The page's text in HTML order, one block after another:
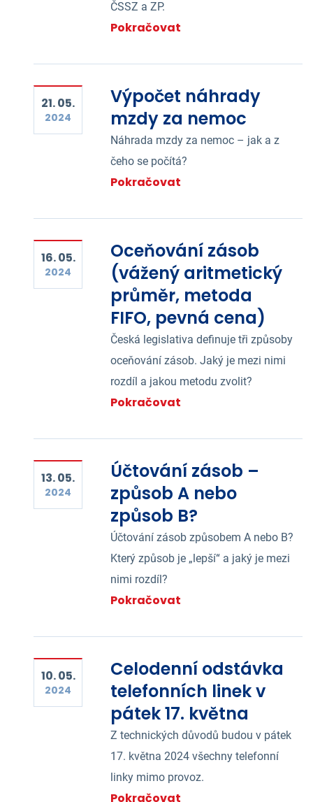
ČSSZ a ZP.
Pokračovat
21. 05.
2024
Výpočet náhrady
mzdy za nemoc
Náhrada mzdy za nemoc – jak a z
čeho se počítá?
Pokračovat
16. 05.
2024
Oceňování zásob
(vážený aritmetický
průměr, metoda
FIFO, pevná cena)
Česká legislativa definuje tři způsoby
oceňování zásob. Jaký je mezi nimi
rozdíl a jakou metodu zvolit?
Pokračovat
13. 05.
2024
Účtování zásob –
způsob A nebo
způsob B?
Účtování zásob způsobem A nebo B?
Který způsob je „lepší“ a jaký je mezi
nimi rozdíl?
Pokračovat
10. 05.
2024
Celodenní odstávka
telefonních linek v
pátek 17. května
Z technických důvodů budou v pátek
17. května 2024 všechny telefonní
linky mimo provoz.
Pokračovat